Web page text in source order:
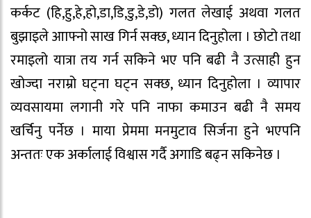
कर्कट (हि,हु,हे,हो,डा,डि,डु,डे,डो) गलत लेखाई अथवा गलत
बुझाइले आाफ्नो साख गिर्न सक्छ, ध्यान दिनुहोला । छोटो तथा
रमाइलो यात्रा तय गर्न सकिने भए पनि बढी नै उत्साही हुन
खोज्दा नराम्रो घट्ना घट्न सक्छ, ध्यान दिनुहोला । व्यापार
व्यवसायमा लगानी गरे पनि नाफा कमाउन बढी नै समय
खर्चिनु पर्नेछ । माया प्रेममा मनमुटाव सिर्जना हुने भएपनि
अन्ततः एक अर्कालाई विश्वास गर्दै अगाडि बढ्न सकिनेछ ।